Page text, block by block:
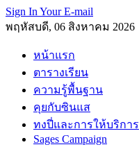
Sign In Your E-mail
พฤหัสบดี, 06 สิงหาคม 2026
หน้าแรก
ตารางเรียน
ความรู้พื้นฐาน
คุยกับซินแส
ทงปี่และการให้บริการ
Sages Campaign